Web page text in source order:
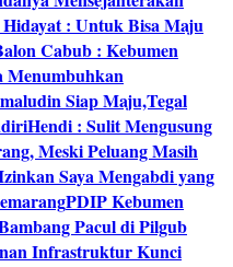
: Untuk Bisa Maju
Cabub : Kebumen
Menumbuhkan
Siap Maju,Tegal
Hendi : Sulit Mengusung
Meski Peluang Masih
Saya Mengabdi yang
PDIP Kebumen
Pacul di Pilgub
Infrastruktur Kunci